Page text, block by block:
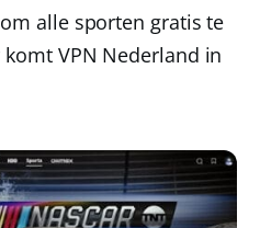
alle sporten gratis te
komt VPN Nederland in